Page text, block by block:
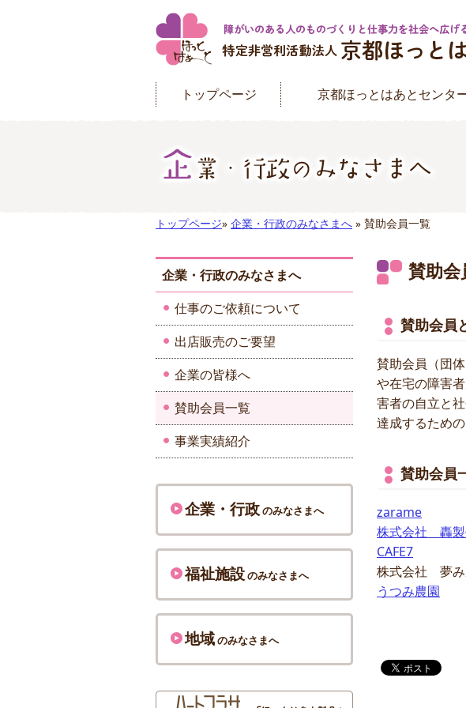
トップページ 京都ほっとはあとセンタ
トップページ» 企業・行政のみなさまへ » 賛助会員一覧
賛助会
賛助会員
賛助会員（団
や在宅の障害
害者の自立と
達成するため
賛助会員
zarame
株式会社 轟
CAFE7
株式会社 夢
うつみ農園
企業・行政のみなさまへ
仕事のご依頼について
出店販売のご要望
企業の皆様へ
賛助会員一覧
事業実績紹介
企業・行政のみなさまへ
福祉施設のみなさまへ
地域のみなさまへ